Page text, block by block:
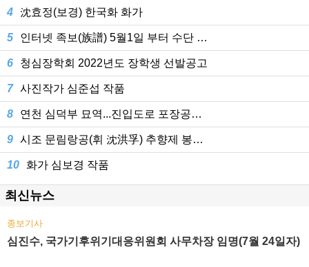
4 沈효정(보경) 한국화 화가
5 인터넷 족보(族譜) 5월1일 부터 수단 …
6 청심장학회 2022년도 장학생 선발공고
7 사진작가 심준섭 작품
8 연천 심덕부 묘역...진입도로 포장공…
9 시조 문림랑공(휘 沈洪孚) 추향제 봉…
10 화가 심보경 작품
최신뉴스
종보기사
심진수, 국가기후위기대응위원회 사무차장 임명(7월 24일자)